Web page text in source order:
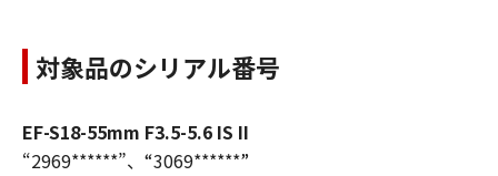
対象品のシリアル番号
EF-S18-55mm F3.5-5.6 IS II
“2969******”、“3069******”